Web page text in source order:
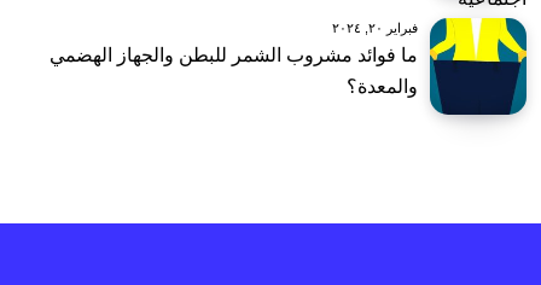
فبراير ٢٠, ٢٠٢٤
ما فوائد مشروب الشمر للبطن والجهاز الهضمي
والمعدة؟